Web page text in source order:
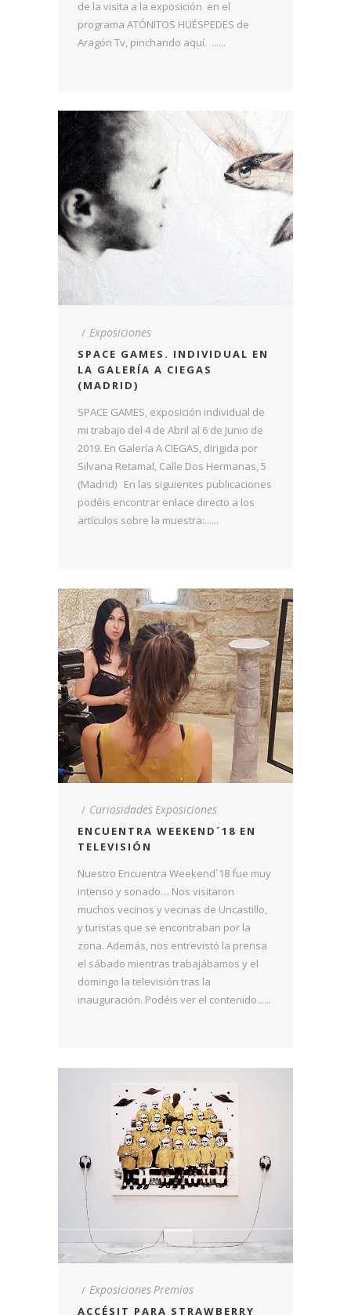
de la visita a la exposición en el
programa ATÓNITOS HUÉSPEDES de
Aragón Tv, pinchando aquí. ......
Exposiciones
SPACE GAMES. INDIVIDUAL EN
LA GALERÍA A CIEGAS
(MADRID)
SPACE GAMES, exposición individual de
mi trabajo del 4 de Abril al 6 de Junio de
2019. En Galería A CIEGAS, dirigida por
Silvana Retamal, Calle Dos Hermanas, 5
(Madrid) En las siguientes publicaciones
podéis encontrar enlace directo a los
artículos sobre la muestra:......
CuriosidadesExposiciones
ENCUENTRA WEEKEND´18 EN
TELEVISIÓN
Nuestro Encuentra Weekend´18 fue muy
intenso y sonado… Nos visitaron
muchos vecinos y vecinas de Uncastillo,
y turistas que se encontraban por la
zona. Además, nos entrevistó la prensa
el sábado mientras trabajábamos y el
domingo la televisión tras la
inauguración. Podéis ver el contenido......
ExposicionesPremios
ACCÉSIT PARA STRAWBERRY